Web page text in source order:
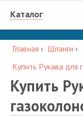
Каталог
Главная › Шланги ›
Купить Рукава для
Купить